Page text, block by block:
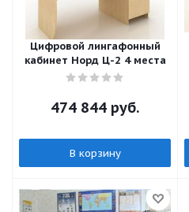
Цифровой лингафонный
кабинет Норд Ц-2 4 места
474 844 руб.
В корзину